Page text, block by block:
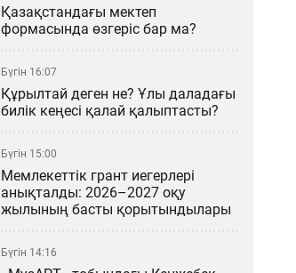
Қазақстандағы мектеп
формасында өзгеріс бар ма?
Бүгін 16:07
Құрылтай деген не? Ұлы даладағы
билік кеңесі қалай қалыптасты?
Бүгін 15:00
Мемлекеттік грант иегерлері
анықталды: 2026–2027 оқу
жылының басты қорытындылары
Бүгін 14:16